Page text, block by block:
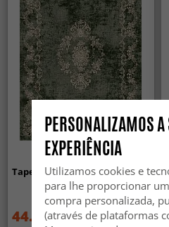
Tapete Wilton - Taknis (verde)
44.99 € 59.99 €
PERSONALIZAMOS A
EXPERIÊNCIA
Utilizamos cookies e
para lhe proporcionar
compra personalizada,
(através de plataformas